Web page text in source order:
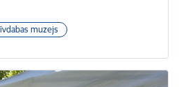
muzejs